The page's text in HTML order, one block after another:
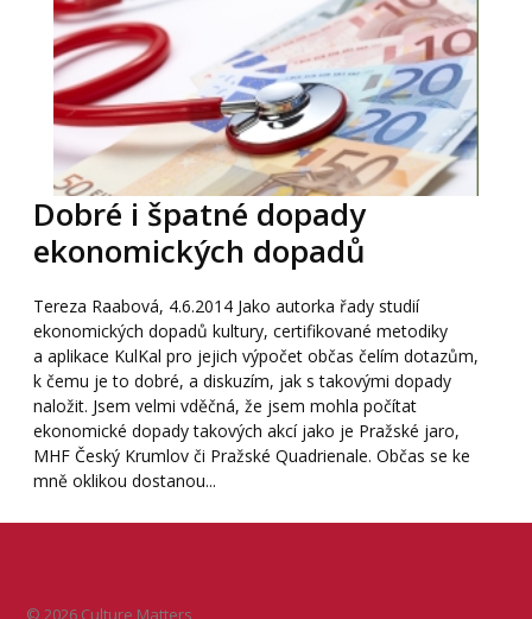
Dobré i špatné dopady
ekonomických dopadů
Tereza Raabová, 4.6.2014 Jako autorka řady studií
ekonomických dopadů kultury, certifikované metodiky
a aplikace KulKal pro jejich výpočet občas čelím dotazům,
k čemu je to dobré, a diskuzím, jak s takovými dopady
naložit. Jsem velmi vděčná, že jsem mohla počítat
ekonomické dopady takových akcí jako je Pražské jaro,
MHF Český Krumlov či Pražské Quadrienale. Občas se ke
mně oklikou dostanou...
© 2026 Culture Matters